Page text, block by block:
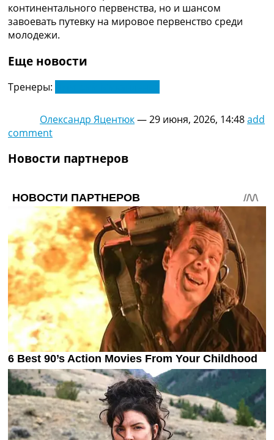
Украина. Премьер-Лига
Украина. Первая Лига
Лига Чемпионов. Таблицы групп
Испания. Ла Лига
Рейтинги
Рейтинг клубов УЕФА
Рейтинг ФИФА
континентального первенства, но и шансом
завоевать путевку на мировое первенство среди
молодежи.
Еще новости
Тренеры:
Олександр Яцентюк—29 июня, 2026, 14:48add
comment
Новости партнеров